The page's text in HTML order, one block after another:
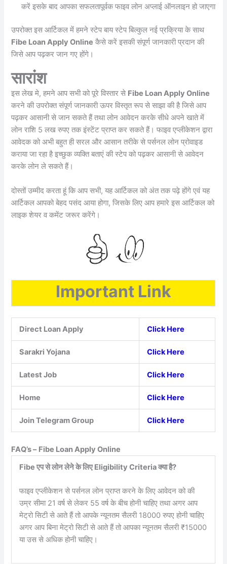
करें इसके बाद आपका सफलतापूर्वक फाइव लोन अप्लाई ऑनलाइन हो जाएगा
उपरोक्त इस आर्टिकल में हमने स्टेप बाय स्टेप बिल्कुल नई प्रक्रिया के साथ
Fibe Loan Apply Online कैसे करें इसकी संपूर्ण जानकारी प्रदान की
जिसे आप पढ़कर जान गए होंगे।
सारांश
इस लेख मे, हमने आप सभी को पूरे विस्तार से Fibe Loan Apply Online
करने की उपरोक्त संपूर्ण जानकारी ऊपर विस्तृत रूप से साझा की है जिसे आप
पढ़कर आसानी से जान सकते हैं तथा लोन आवेदन करके सीधे अपने खाते में
लोन राशि 5 लख रुपए तक इंस्टेंट प्राप्त कर सकते हैं। फाइव एप्लीकेशन द्वारा
आवेदक को अभी बहुत ही सरल और आसान तरीके से पर्सनल लोन प्रोवाइड
कराया जा रहा है इच्छुक व्यक्ति बताएं की स्टेप को पढ़कर आसानी से आवेदन
करके लोन ले सकते हैं।
दोस्तों उम्मीद करता हूं कि आप सभी, यह आर्टिकल को अंत तक पढ़े होंगे एवं यह
आर्टिकल आपको बेहद पसंद आया होगा, जिसके लिए आप हमारे इस आर्टिकल को
लाइक शेयर व कमेंट जरूर करेंगे।
Important Link
Direct Loan Apply Click Here
Sarakri Yojana Click Here
Latest Job Click Here
Home Click Here
Join Telegram Group Click Here
FAQ’s – Fibe Loan Apply Online
Fibe एप से लोन लेने के लिए Eligibility Criteria क्या है?
फाइव एप्लीकेशन से पर्सनल लोन प्राप्त करने के लिए आवेदन को की
उम्र सीमा 21 वर्ष से लेकर 55 वर्ष के बीच होनी चाहिए तथा अगर आप
मेट्रो सिटी से आते हैं तो आपके न्यूनतम सैलरी 18000 रुपए होनी चाहिए
अगर आप बिना मेट्रो सिटी से आते हैं तो आपका न्यूनतम सैलरी ₹15000
या उस से अधिक होनी चाहिए।